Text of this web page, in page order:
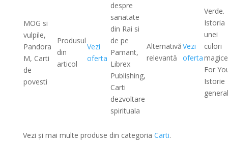
MOG si
vulpile,
Pandora
M, Carti
de
povesti
Produsul
din
articol
Vezi
oferta
despre
sanatate
din Rai si
de pe
Pamant,
Librex
Publishing,
Carti
dezvoltare
spirituala
Alternativă
relevantă
Vezi
oferta
Verde.
Istoria
unei
culori
For
Istorie
Vezi și mai multe produse din categoria Carti.